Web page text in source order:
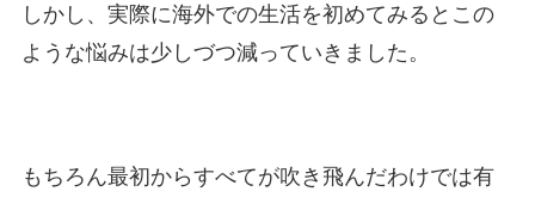
しかし、実際に海外での生活を初めてみるとこの
ような悩みは少しづつ減っていきました。
もちろん最初からすべてが吹き飛んだわけでは有